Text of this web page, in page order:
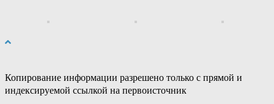
Копирование информации разрешено только с прямой и
индексируемой ссылкой на первоисточник